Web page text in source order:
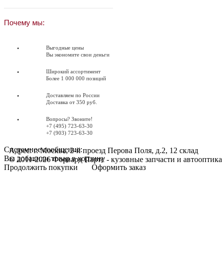
Почему мы:
Выгодные цены
Вы экономите свои деньги
Широкий ассортимент
Более 1 000 000 позиций
Доставляем по России
Доставка от 350 руб.
Вопросы? Звоните!
+7 (495) 723-63-30
+7 (903) 723-63-30
Адрес: г. Москва, 2-й проезд Перова Поля, д.2, 12 склад
© 2011-2026 Форвард Партс - кузовные запчасти и
Системное сообщение:
Вы добавили товар в корзину
Продолжить покупки
Оформить заказ